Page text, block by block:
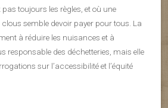
toujours les règles, et où une
semble devoir payer pour tous. La
à réduire les nuisances et à
responsable des déchetteries, mais elle
sur l’accessibilité et l’équité